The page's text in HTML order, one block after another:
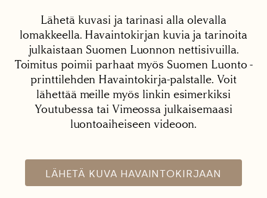
Lähetä kuvasi ja tarinasi alla olevalla
lomakkeella. Havaintokirjan kuvia ja tarinoita
julkaistaan Suomen Luonnon nettisivuilla.
Toimitus poimii parhaat myös Suomen Luonto -
printtilehden Havaintokirja-palstalle. Voit
lähettää meille myös linkin esimerkiksi
Youtubessa tai Vimeossa julkaisemaasi
luontoaiheiseen videoon.
LÄHETÄ KUVA HAVAINTOKIRJAAN